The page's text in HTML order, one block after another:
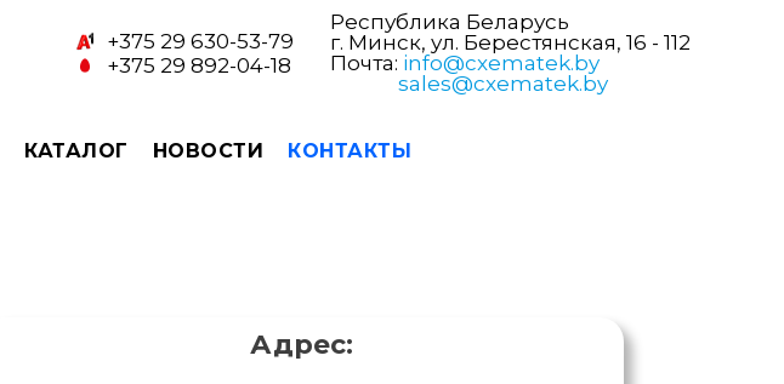
+375 29 630-53-79
+375 29 892-04-18
Республика Беларусь
г. Минск, ул. Берестянская, 16 - 112
Почта: info@cxematek.by
sales@cxematek.by
КАТАЛОГ НОВОСТИ КОНТАКТЫ
Адрес: